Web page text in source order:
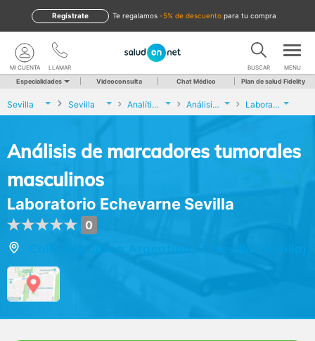
te regalamos -5% de descuento para tu compra
Regístrate
LLAMAR
MI CUENTA BUSCAR MENU
Especialidades Videoconsulta Chat Médico Plan de salud Fidelity
Sevilla Sevilla Analíticas y Genética Análisis de marcadores tumorales masculinos Laboratorio Echevarne Sevilla
Análisis de marcadores tumorales
masculinos
Laboratorio Echevarne Sevilla
0
Calle República Argentina, 7, Sevilla (Sevilla)